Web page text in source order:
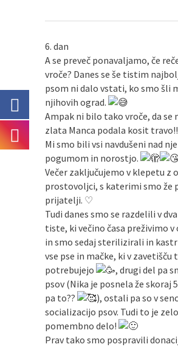
6. dan
A se preveč ponavaljamo, če
vroče? Danes se še tistim
psom ni dalo vstati, ko smo šli
njihovih ograd.
Ampak ni bilo tako vroče, da se
zlata Manca podala kosit travo!!
Mi smo bili vsi navdušeni nad
pogumom in norostjo.
Večer zaključujemo v klepetu z
prostovoljci, s katerimi smo že
prijatelji. ♡
Tudi danes smo se razdelili v
tiste, ki večino časa preživimo v
in smo sedaj sterilizirali in
vse pse in mačke, ki v zavetišču
potrebujejo
, drugi del pa
psov (Nika je posnela že skoraj
pa to??
), ostali pa so v
socializacijo psov. Tudi to je zelo
pomembno delo!
Prav tako smo pospravili